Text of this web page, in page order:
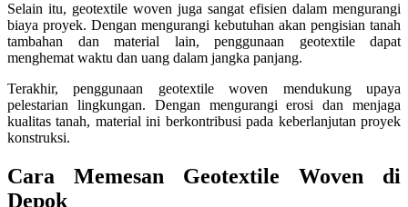
Selain itu, geotextile woven juga sangat efisien dalam mengurangi
biaya proyek. Dengan mengurangi kebutuhan akan pengisian tanah
tambahan dan material lain, penggunaan geotextile dapat
menghemat waktu dan uang dalam jangka panjang.
Terakhir, penggunaan geotextile woven mendukung upaya
pelestarian lingkungan. Dengan mengurangi erosi dan menjaga
kualitas tanah, material ini berkontribusi pada keberlanjutan proyek
konstruksi.
Cara Memesan Geotextile Woven di
Depok